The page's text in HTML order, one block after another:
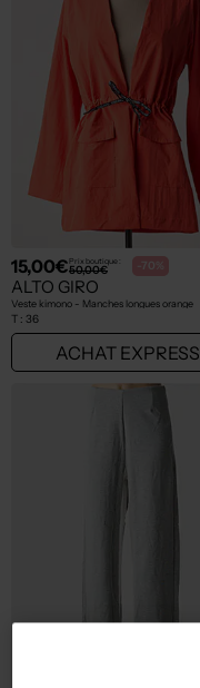
15,00€Prix boutique :
50,00€ -70%
ALTO GIRO
Veste kimono - Manches longues orange
T : 36
ACHAT EXPRESS